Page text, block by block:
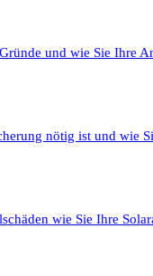
und wie Sie Ihre
nötig ist und wie
wie Sie Ihre